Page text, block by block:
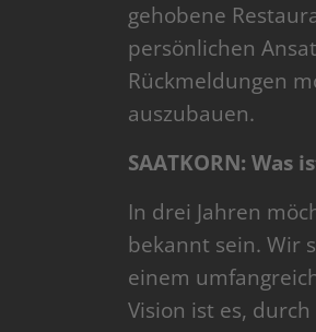
gehobene
persönlichen
Rückmeldungen
auszubauen.
SAATKORN: Was
In drei Jahren
bekannt sein. Wir
einem
Vision ist es,